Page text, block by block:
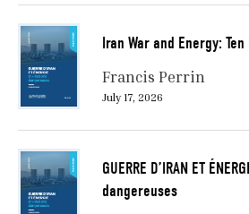
Iran War and Energy:
Francis Perrin
July 17, 2026
GUERRE D’IRAN ET
dangereuses